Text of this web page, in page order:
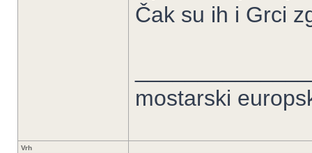
Čak su ih i Grci
mostarski
Vrh